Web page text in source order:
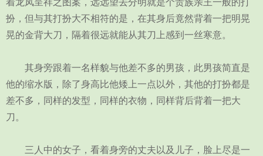
着龙凤呈祥之图案，远远望去分明就是个贵族亲王一般的打
扮，但与其打扮大不相符的是，在其身后竟然背着一把明晃
晃的金背大刀，隔着很远就能从其刀上感到一丝寒意。
其身旁跟着一名样貌与他差不多的男孩，此男孩简直是
他的缩水版，除了身高比他矮上一点以外，其他的打扮都是
差不多，同样的发型，同样的衣物，同样背后背着一把大
刀。
三人中的女子，看着身旁的丈夫以及儿子，脸上尽是一